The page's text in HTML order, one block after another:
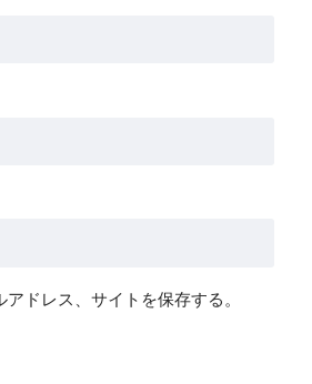
ドレス、サイトを保存する。